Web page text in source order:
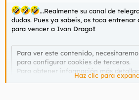
...Realmente su canal de
dudas. Pues ya sabeis, os toca entrenar
para vencer a Ivan Drago!!
Para ver este contenido,
para configurar cookies de terceros.
Para obtener información más
.
Haz clic para